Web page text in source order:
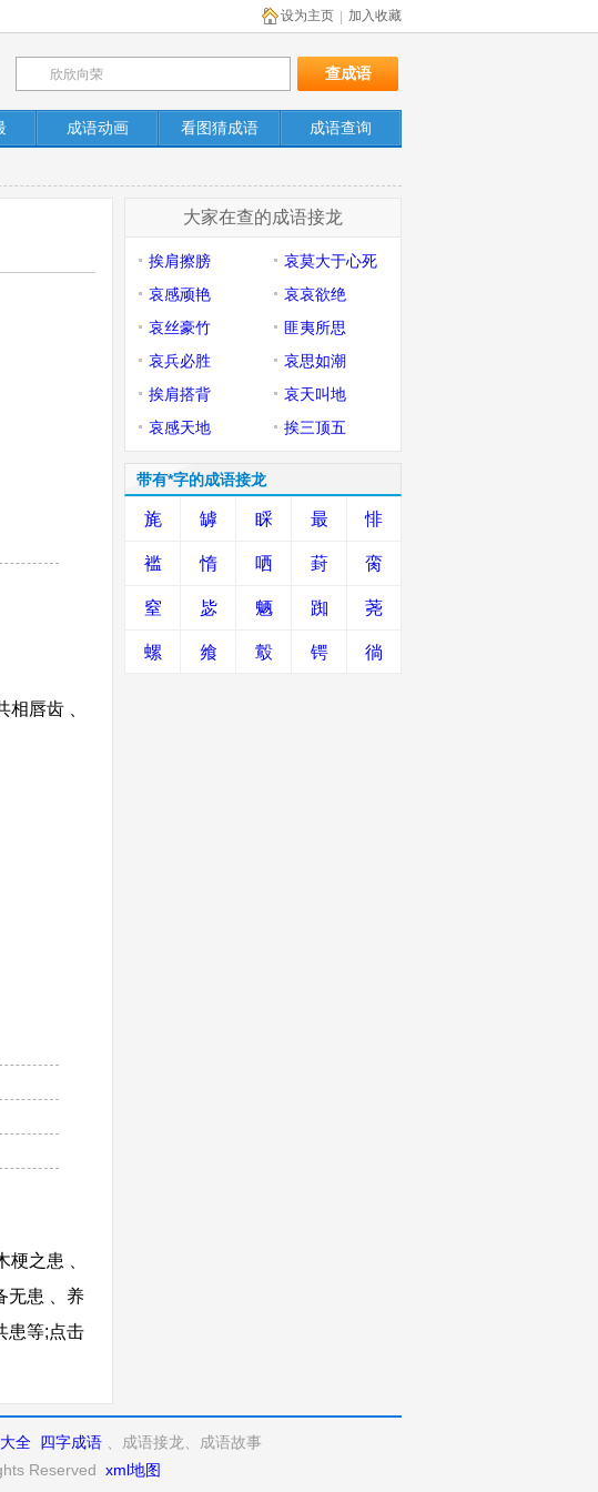
加入收藏
设为主页
成语动画 看图猜成语 成语查询
唇齿 、
之患 、
无患 、养
患等;点击
大家在查的成语接龙
挨肩擦膀
哀莫大于心死
哀感顽艳
哀哀欲绝
哀丝豪竹
匪夷所思
哀兵必胜
哀思如潮
挨肩搭背
哀天叫地
哀感天地
挨三顶五
带有*字的成语接龙
旄 罅 睬 最 悱
褴 惰 哂 葑 脔
窒 毖 魉 踟 荛
螺 飨 鷇 锷 徜
全 四字成语
、成语接龙、成语故事
Reserved xml地图